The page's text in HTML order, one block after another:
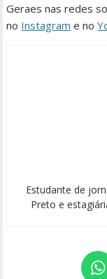
Geraes nas redes
no Instagram e no
Estudante de
Preto e